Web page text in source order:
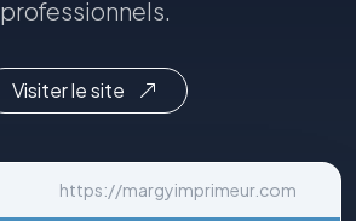
professionnels.
Visiter le site
https://margyimprimeur.com